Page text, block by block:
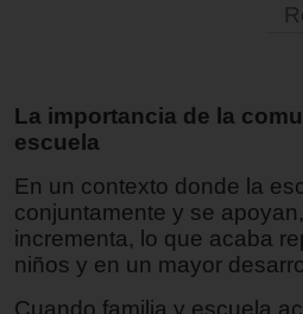
La importancia de la
escuela
En un contexto donde la
conjuntamente y se
incrementa, lo que acaba
niños y en un mayor
Cuando familia y escuela